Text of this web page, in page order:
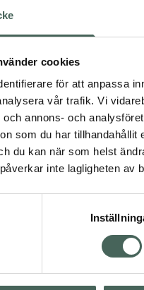
cookies
för att anpassa
vår trafik. Vi
annons- och
som du har
du kan när som helst
inte lagligheten av
zink, koppar och
hyllas som
triterpener, proteiner,
men vår lackticka
på Pureness vill
möjligt. Därför har vi
använt både vatten
flytande formen är
i en vätska, t ex din